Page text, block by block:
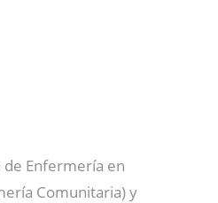
de Enfermería en
Comunitaria) y